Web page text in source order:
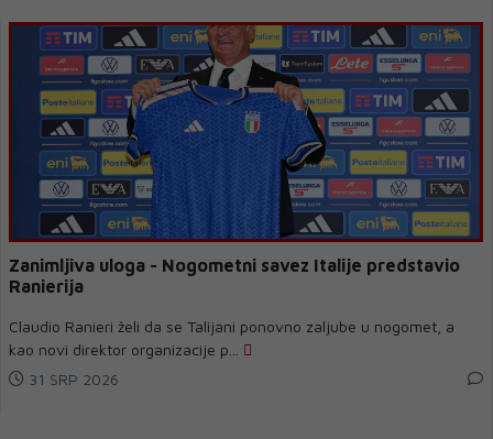
Zanimljiva uloga - Nogometni savez Italije predstavio
Ranierija
Claudio Ranieri želi da se Talijani ponovno zaljube u nogomet, a
kao novi direktor organizacije p...
31 SRP 2026